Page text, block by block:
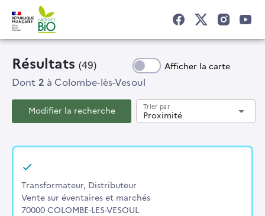
Résultats (49) Afficher la carte
Dont 2 à Colombe-lès-Vesoul
Modifier la recherche Proximité
Trier par arrow_drop_down
Transformateur, Distributeur
Vente sur éventaires et marchés
70000 COLOMBE-LES-VESOUL